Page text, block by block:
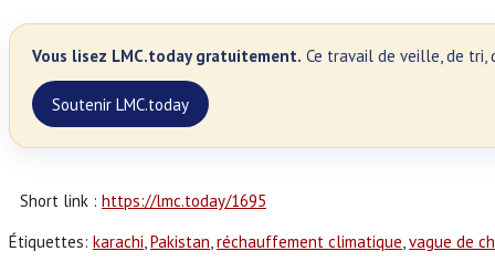
Vous lisez LMC.today gratuitement. Ce travail de veille, de tri,
Soutenir LMC.today
Short link : https://lmc.today/1695
Étiquettes: karachi, Pakistan, réchauffement climatique, vague de